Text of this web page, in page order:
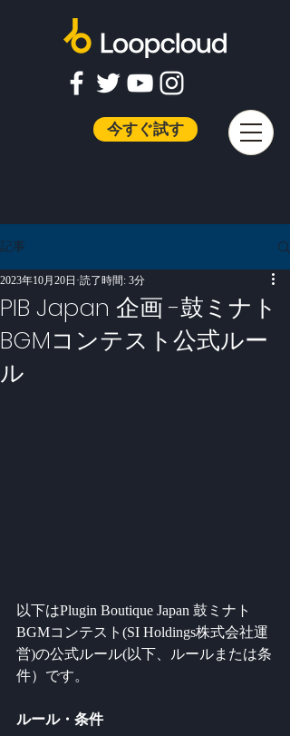
今すぐ試す
記事
PIB Japan 企画 -鼓ミナト
BGMコンテスト公式ルー
ル
2023年10月20日 読了時間: 3分
以下はPlugin Boutique Japan 鼓ミナト
BGMコンテスト(SI Holdings株式会社運
営)の公式ルール(以下、ルールまたは条
件）です。
ルール・条件